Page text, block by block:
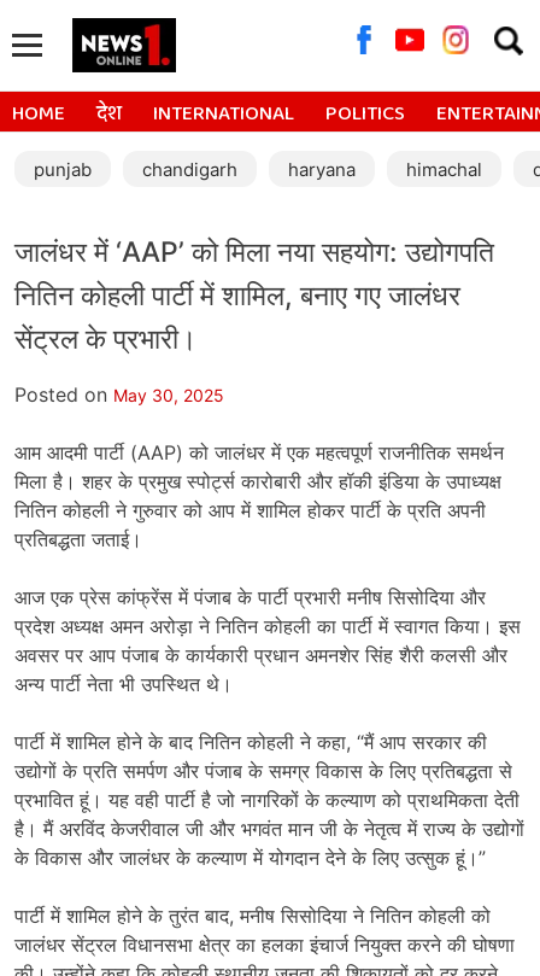
for:
HOME देश INTERNATIONAL POLITICS
punjab chandigarh haryana himachal
जालंधर में ‘AAP’ को मिला नया सहयोग: उद्योगपति
नितिन कोहली पार्टी में शामिल, बनाए गए जालंधर
सेंट्रल के प्रभारी।
Posted on May 30, 2025
आम आदमी पार्टी (AAP) को जालंधर में एक महत्वपूर्ण राजनीतिक समर्थन
मिला है। शहर के प्रमुख स्पोर्ट्स कारोबारी और हॉकी इंडिया के उपाध्यक्ष
नितिन कोहली ने गुरुवार को आप में शामिल होकर पार्टी के प्रति अपनी
प्रतिबद्धता जताई।
आज एक प्रेस कांफ्रेंस में पंजाब के पार्टी प्रभारी मनीष सिसोदिया और
प्रदेश अध्यक्ष अमन अरोड़ा ने नितिन कोहली का पार्टी में स्वागत किया। इस
अवसर पर आप पंजाब के कार्यकारी प्रधान अमनशेर सिंह शैरी कलसी और
अन्य पार्टी नेता भी उपस्थित थे।
पार्टी में शामिल होने के बाद नितिन कोहली ने कहा, “मैं आप सरकार की
उद्योगों के प्रति समर्पण और पंजाब के समग्र विकास के लिए प्रतिबद्धता से
प्रभावित हूं। यह वही पार्टी है जो नागरिकों के कल्याण को प्राथमिकता देती
है। मैं अरविंद केजरीवाल जी और भगवंत मान जी के नेतृत्व में राज्य के उद्योगों
के विकास और जालंधर के कल्याण में योगदान देने के लिए उत्सुक हूं।”
पार्टी में शामिल होने के तुरंत बाद, मनीष सिसोदिया ने नितिन कोहली को
जालंधर सेंट्रल विधानसभा क्षेत्र का हलका इंचार्ज नियुक्त करने की घोषणा